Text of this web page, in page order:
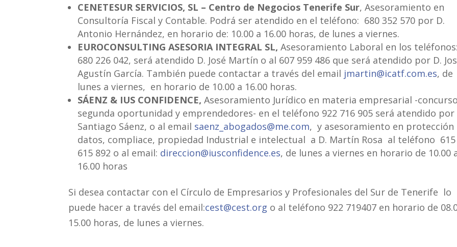
CENETESUR SERVICIOS, SL – Centro de Negocios Tenerife Sur, Asesoramiento en
Consultoría Fiscal y Contable. Podrá ser atendido en el teléfono: 680 352 570 por D.
Antonio Hernández, en horario de: 10.00 a 16.00 horas, de lunes a viernes.
EUROCONSULTING ASESORIA INTEGRAL SL,Asesoramiento Laboral en los
680 226 042, será atendido D. José Martín o al 607 959 486 que será atendido por D.
Agustín García. También puede contactar a través del email jmartin@icatf.com.es, de
lunes a viernes, en horario de 10.00 a 16.00 horas.
SÁENZ & IUS CONFIDENCE,Asesoramiento Jurídico en materia empresarial -
segunda oportunidad y emprendedores- en el teléfono 922 716 905 será atendido por
Santiago Sáenz, o al email saenz_abogados@me.com, y asesoramiento en protección
datos, compliace, propiedad Industrial e intelectual a D. Martín Rosa al teléfono 615
615 892 o al email: direccion@iusconfidence.es, de lunes a viernes en horario de 10.00
16.00 horas
Si desea contactar con el Círculo de Empresarios y Profesionales del Sur de Tenerife lo
puede hacer a través del email:cest@cest.org o al teléfono 922 719407 en horario de
15.00 horas, de lunes a viernes.